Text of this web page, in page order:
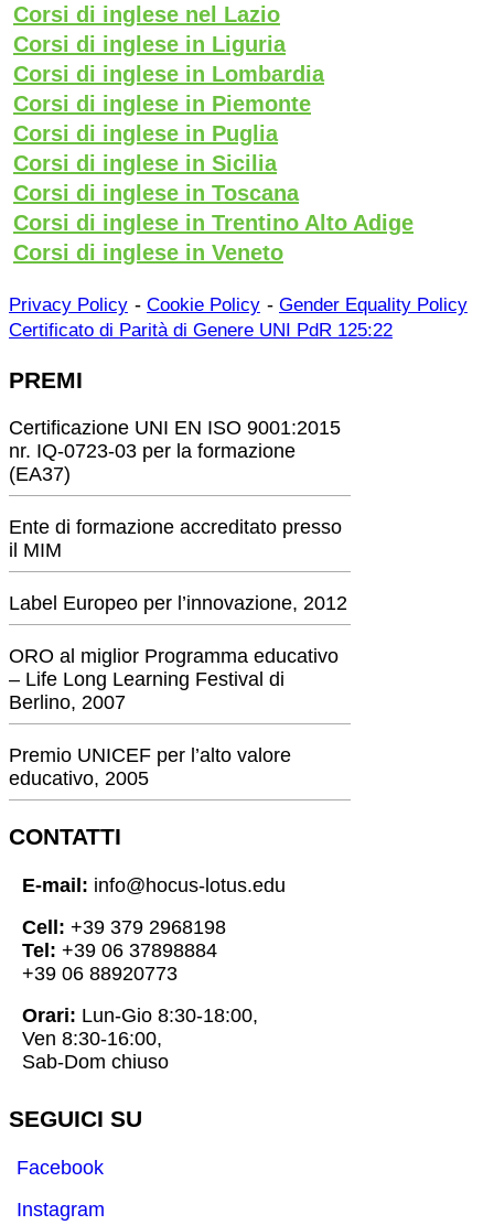
Corsi di inglese nel Lazio
Corsi di inglese in Liguria
Corsi di inglese in Lombardia
Corsi di inglese in Piemonte
Corsi di inglese in Puglia
Corsi di inglese in Sicilia
Corsi di inglese in Toscana
Corsi di inglese in Trentino Alto Adige
Corsi di inglese in Veneto
Privacy Policy - Cookie Policy - Gender Equality Policy
Certificato di Parità di Genere UNI PdR 125:22
PREMI
Certificazione UNI EN ISO 9001:2015
nr. IQ-0723-03 per la formazione
(EA37)
Ente di formazione accreditato presso
il MIM
Label Europeo per l’innovazione, 2012
ORO al miglior Programma educativo
– Life Long Learning Festival di
Berlino, 2007
Premio UNICEF per l’alto valore
educativo, 2005
CONTATTI
E-mail: info@hocus-lotus.edu
Cell: +39 379 2968198
Tel: +39 06 37898884
+39 06 88920773
Orari: Lun-Gio 8:30-18:00,
Ven 8:30-16:00,
Sab-Dom chiuso
SEGUICI SU
Facebook
Instagram